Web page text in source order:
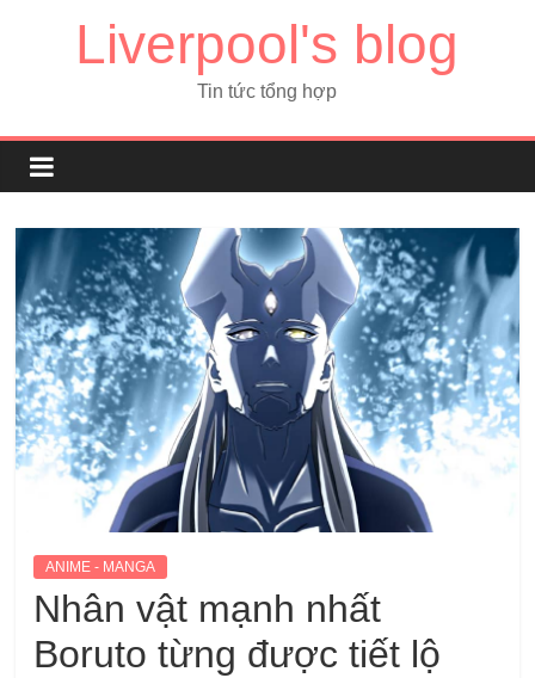
Liverpool's blog
Tin tức tổng hợp
ANIME - MANGA
Nhân vật mạnh nhất
Boruto từng được tiết lộ